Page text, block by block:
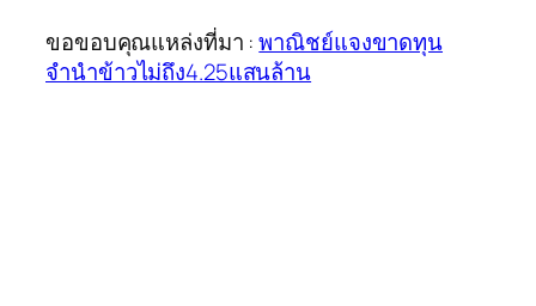
ขอขอบคุณแหล่งที่มา :พาณิชย์แจงขาดทุน
จำนำข้าวไม่ถึง4.25แสนล้าน